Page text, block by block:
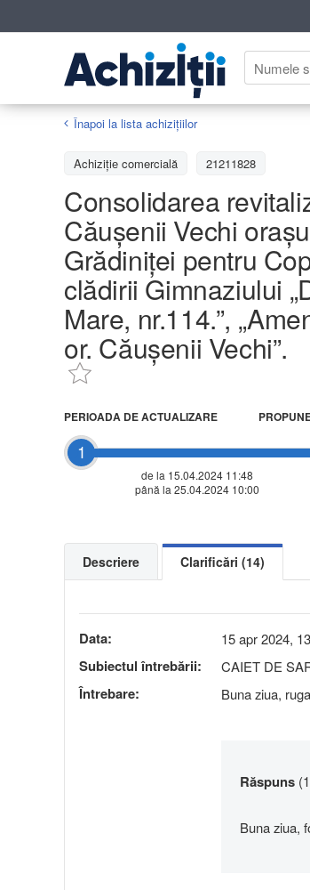
Înapoi la lista achiziţiilor
Achizițiе comercială 21211828
Consolidarea
Căușenii Vechi
Grădiniței pentru
clădirii Gimnaziului
Mare, nr.114.”,
or. Căușenii Vechi”.
1
PERIOADA DE ACTUALIZARE
de la 15.04.2024 11:48
până la 25.04.2024 10:00
Descriere Clarificări (14)
Data: 15 apr 2024,
Subiectul întrebării: CAIET DE
Întrebare: Buna ziua,
Răspuns
Buna ziua,